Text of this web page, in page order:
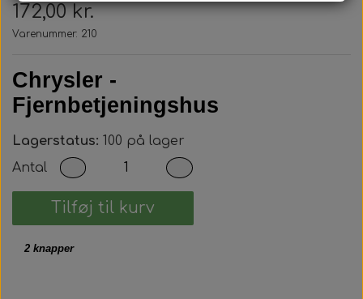
172,00 kr.
Varenummer: 210
Chrysler -
Fjernbetjeningshus
Lagerstatus: 100 på lager
Antal
Tilføj til kurv
2 knapper